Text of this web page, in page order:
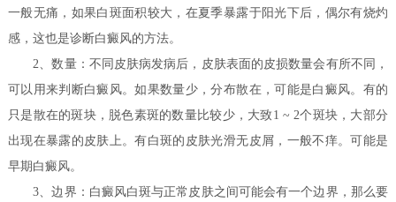
一般无痛，如果白斑面积较大，在夏季暴露于阳光下后，偶尔有烧灼
感，这也是诊断白癜风的方法。
2、数量：不同皮肤病发病后，皮肤表面的皮损数量会有所不同，
可以用来判断白癜风。如果数量少，分布散在，可能是白癜风。有的
只是散在的斑块，脱色素斑的数量比较少，大致1 ~ 2个斑块，大部分
出现在暴露的皮肤上。有白斑的皮肤光滑无皮屑，一般不痒。可能是
早期白癜风。
3、边界：白癜风白斑与正常皮肤之间可能会有一个边界，那么要